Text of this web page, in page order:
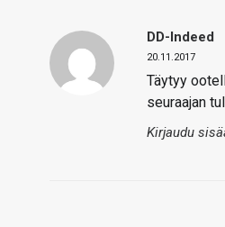
DD-Indeed
20.11.2017
Täytyy
seuraajan
Kirjaudu